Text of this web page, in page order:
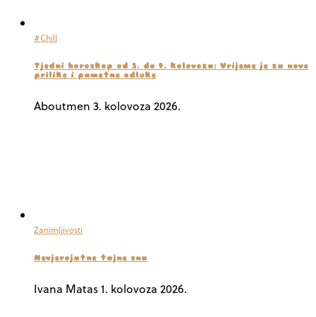
#Chill
Tjedni horoskop od 3. do 9. kolovoza: Vrijeme je za nove
prilike i pametne odluke
Aboutmen 3. kolovoza 2026.
Zanimljivosti
Nevjerojatne tajne sna
Ivana Matas1. kolovoza 2026.